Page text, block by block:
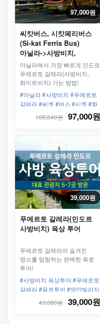
97,000원
씨캇버스, 시캇페리버스
(Si-kat Ferris Bus)
마닐라->사방비치,
화이트비치(푸에르토
칼레라)까지 한번에
마닐라에서 가장 빠르게 민도르
푸에르토 갈레라(사방비치,
화이트비치) 가는 방법!
#마닐라 #사방비치 #푸에르토
갈레라 #씨켓 #버스 #시켓 #화
108,640원 97,000원
39,000원
푸에르토 갈레라(민도르
사방비치) 육상 투어
푸에르토 갈레라의 숨겨진
명소를 탐험하는 완벽한 육로
투어!
#사방비치 육상투어 #푸에르토
갈레라 #육로투어 #망얀빌리지
#타마라오폭포 #피크닉식사
43,680원 39,000원